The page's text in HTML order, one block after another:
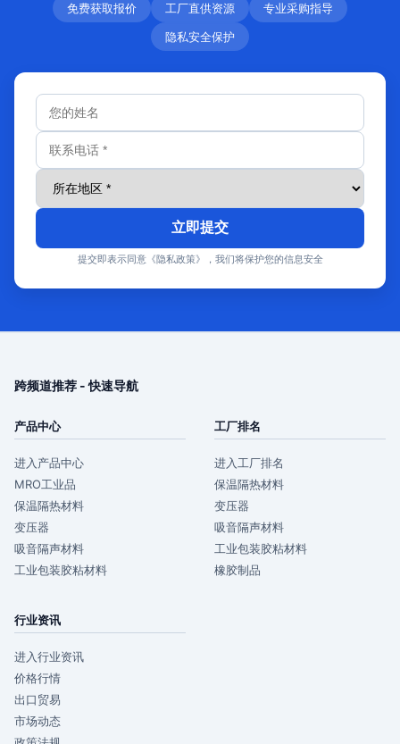
免费获取报价 工厂直供资源
专业采购指导
隐私安全保护
立即提交
提交即表示同意《隐私政策》，我们将保护您的信息安全
跨频道推荐 - 快速导航
产品中心
进入产品中心
MRO工业品
保温隔热材料
变压器
吸音隔声材料
工业包装胶粘材料
工厂排名
进入工厂排名
保温隔热材料
变压器
吸音隔声材料
工业包装胶粘材料
橡胶制品
行业资讯
进入行业资讯
价格行情
出口贸易
市场动态